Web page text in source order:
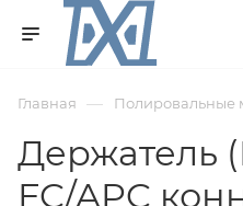
Главная — Полировальные
Держатель
FC/APC